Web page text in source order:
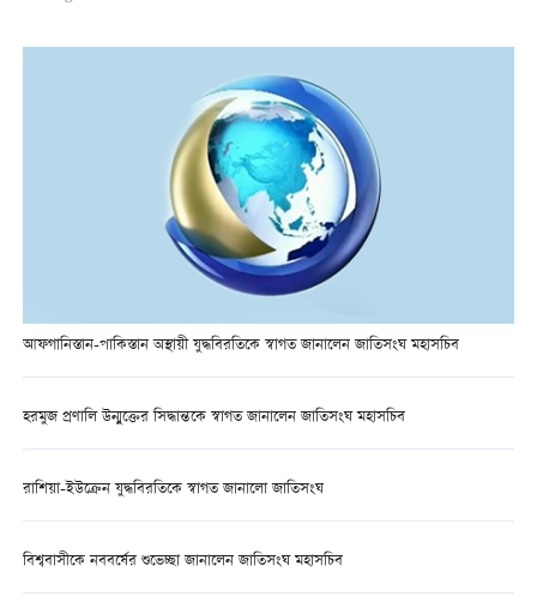
আফগানিস্তান-পাকিস্তান অস্থায়ী যুদ্ধবিরতিকে স্বাগত জানালেন জাতিসংঘ মহাসচিব
হরমুজ প্রণালি উন্মুক্তের সিদ্ধান্তকে স্বাগত জানালেন জাতিসংঘ মহাসচিব
রাশিয়া-ইউক্রেন যুদ্ধবিরতিকে স্বাগত জানালো জাতিসংঘ
বিশ্ববাসীকে নববর্ষের শুভেচ্ছা জানালেন জাতিসংঘ মহাসচিব